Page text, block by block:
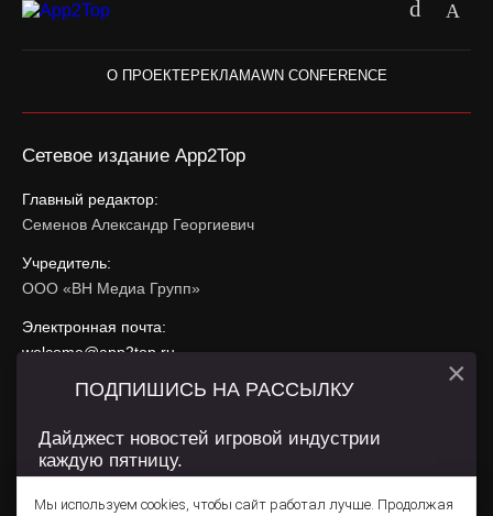
О ПРОЕКТЕ РЕКЛАМАWN CONFERENCE
Сетевое издание App2Top
Главный редактор:
Семенов Александр Георгиевич
Учредитель:
ООО «ВН Медиа Групп»
Электронная почта:
welcome@app2top.ru
При использовании материалов активная ссылка на
Сайт использует IP адреса, cookie, данные геолокации
использования содержатся вПолитике конфиденциальностии
Мы используем cookies, чтобы сайт работал лучше. Продолжая
ПОДПИШИСЬ НА РАССЫЛКУ
Дайджест новостей игровой индустрии
каждую пятницу.
×